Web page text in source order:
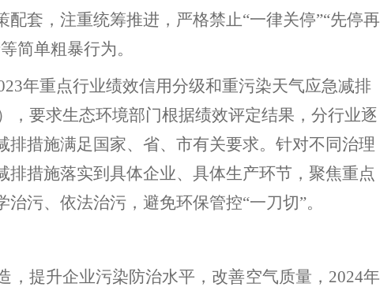
配套，注重统筹推进，严格禁止“一律关停”“先停再
简单粗暴行为。
年重点行业绩效信用分级和重污染天气应急减排
， 要求生态环境部门根据绩效评定结果，分行业逐
排措施满足国家、省、市有关要求。 针对不同治理
措施落实到具体企业、具体生产环节，聚焦重点
治污、依法治污， 避免环保管控“一刀切”。
提升企业污染防治水平，改善空气质量， 2024年